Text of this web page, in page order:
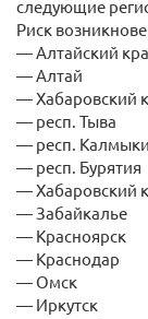
следующие
Риск
— Алтайский
— Алтай
— Хабаровский
— респ. Тыва
— респ.
— респ. Бурятия
— Хабаровский
— Забайкалье
— Красноярск
— Краснодар
— Омск
— Иркутск